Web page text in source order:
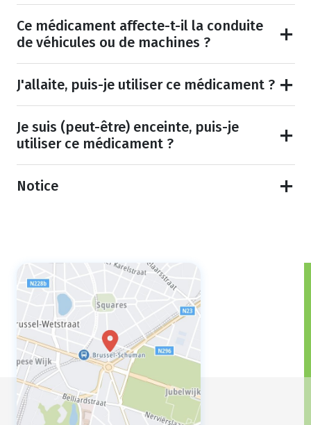
Ce médicament affecte-t-il la conduite
de véhicules ou de machines ?
J'allaite, puis-je utiliser ce médicament ?
Je suis (peut-être) enceinte, puis-je
utiliser ce médicament ?
Notice